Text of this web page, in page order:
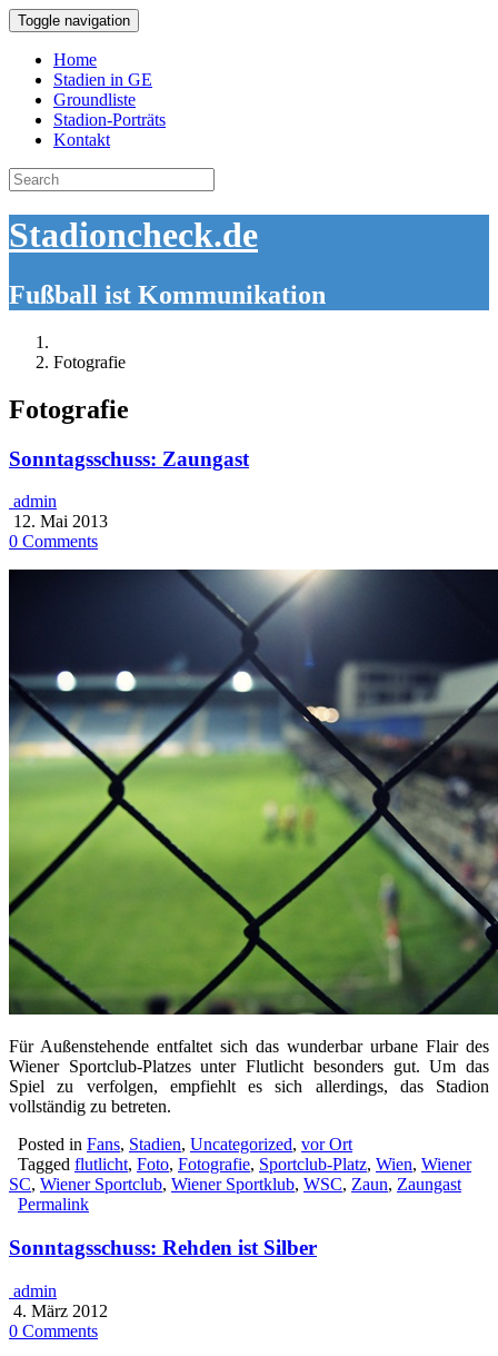
Toggle navigation
Home
Stadien in GE
Groundliste
Stadion-Porträts
Kontakt
Search
for:
Stadioncheck.de
Fußball ist Kommunikation
Fotografie
Fotografie
Sonntagsschuss: Zaungast
admin
12. Mai 2013
0 Comments
Für Außenstehende entfaltet sich das wunderbar urbane Flair des
Wiener Sportclub-Platzes unter Flutlicht besonders gut. Um das
Spiel zu verfolgen, empfiehlt es sich allerdings, das Stadion
vollständig zu betreten.
Posted in Fans, Stadien, Uncategorized, vor Ort
Tagged flutlicht, Foto, Fotografie, Sportclub-Platz, Wien, Wiener
SC, Wiener Sportclub, Wiener Sportklub, WSC, Zaun, Zaungast
Permalink
Sonntagsschuss: Rehden ist Silber
admin
4. März 2012
0 Comments